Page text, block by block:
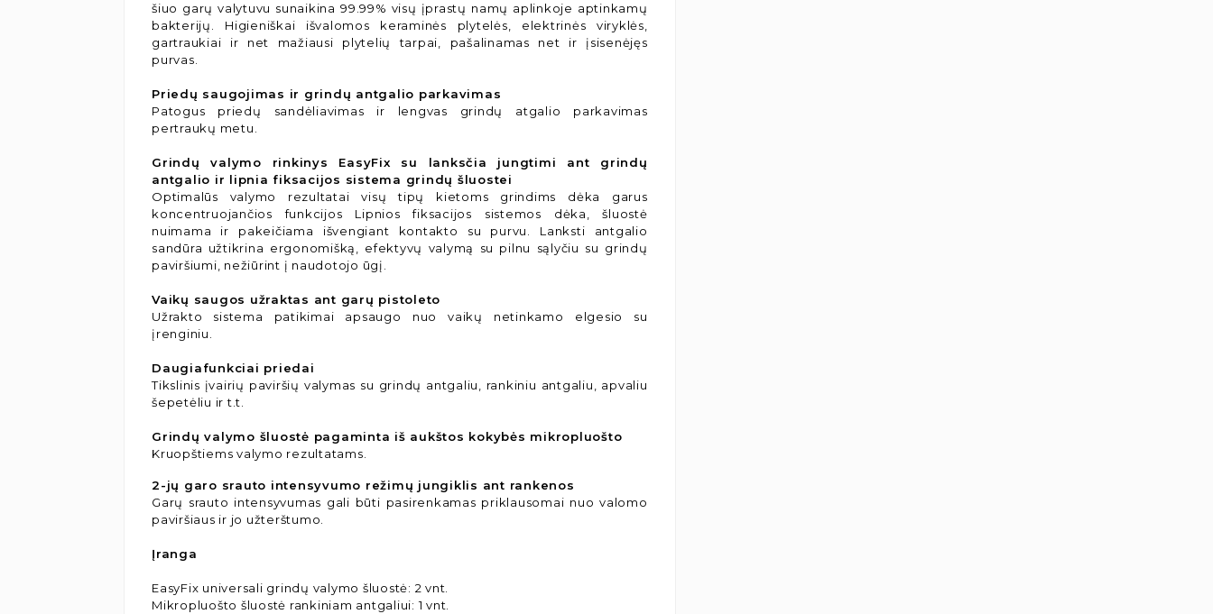
šiuo garų valytuvu sunaikina 99.99% visų įprastų namų aplinkoje aptinkamų
bakterijų. Higieniškai išvalomos keraminės plytelės, elektrinės viryklės,
gartraukiai ir net mažiausi plytelių tarpai, pašalinamas net ir įsisenėjęs
purvas.
Priedų saugojimas ir grindų antgalio parkavimas
Patogus priedų sandėliavimas ir lengvas grindų atgalio parkavimas
pertraukų metu.
Grindų valymo rinkinys EasyFix su lanksčia jungtimi ant grindų
antgalio ir lipnia fiksacijos sistema grindų šluostei
Optimalūs valymo rezultatai visų tipų kietoms grindims dėka garus
koncentruojančios funkcijos Lipnios fiksacijos sistemos dėka, šluostė
nuimama ir pakeičiama išvengiant kontakto su purvu. Lanksti antgalio
sandūra užtikrina ergonomišką, efektyvų valymą su pilnu sąlyčiu su grindų
paviršiumi, nežiūrint į naudotojo ūgį.
Vaikų saugos užraktas ant garų pistoleto
Užrakto sistema patikimai apsaugo nuo vaikų netinkamo elgesio su
įrenginiu.
Daugiafunkciai priedai
Tikslinis įvairių paviršių valymas su grindų antgaliu, rankiniu antgaliu, apvaliu
šepetėliu ir t.t.
Grindų valymo šluostė pagaminta iš aukštos kokybės mikropluošto
Kruopštiems valymo rezultatams.
2-jų garo srauto intensyvumo režimų jungiklis ant rankenos
Garų srauto intensyvumas gali būti pasirenkamas priklausomai nuo valomo
paviršiaus ir jo užterštumo.
Įranga
EasyFix universali grindų valymo šluostė: 2 vnt.
Mikropluošto šluostė rankiniam antgaliui: 1 vnt.